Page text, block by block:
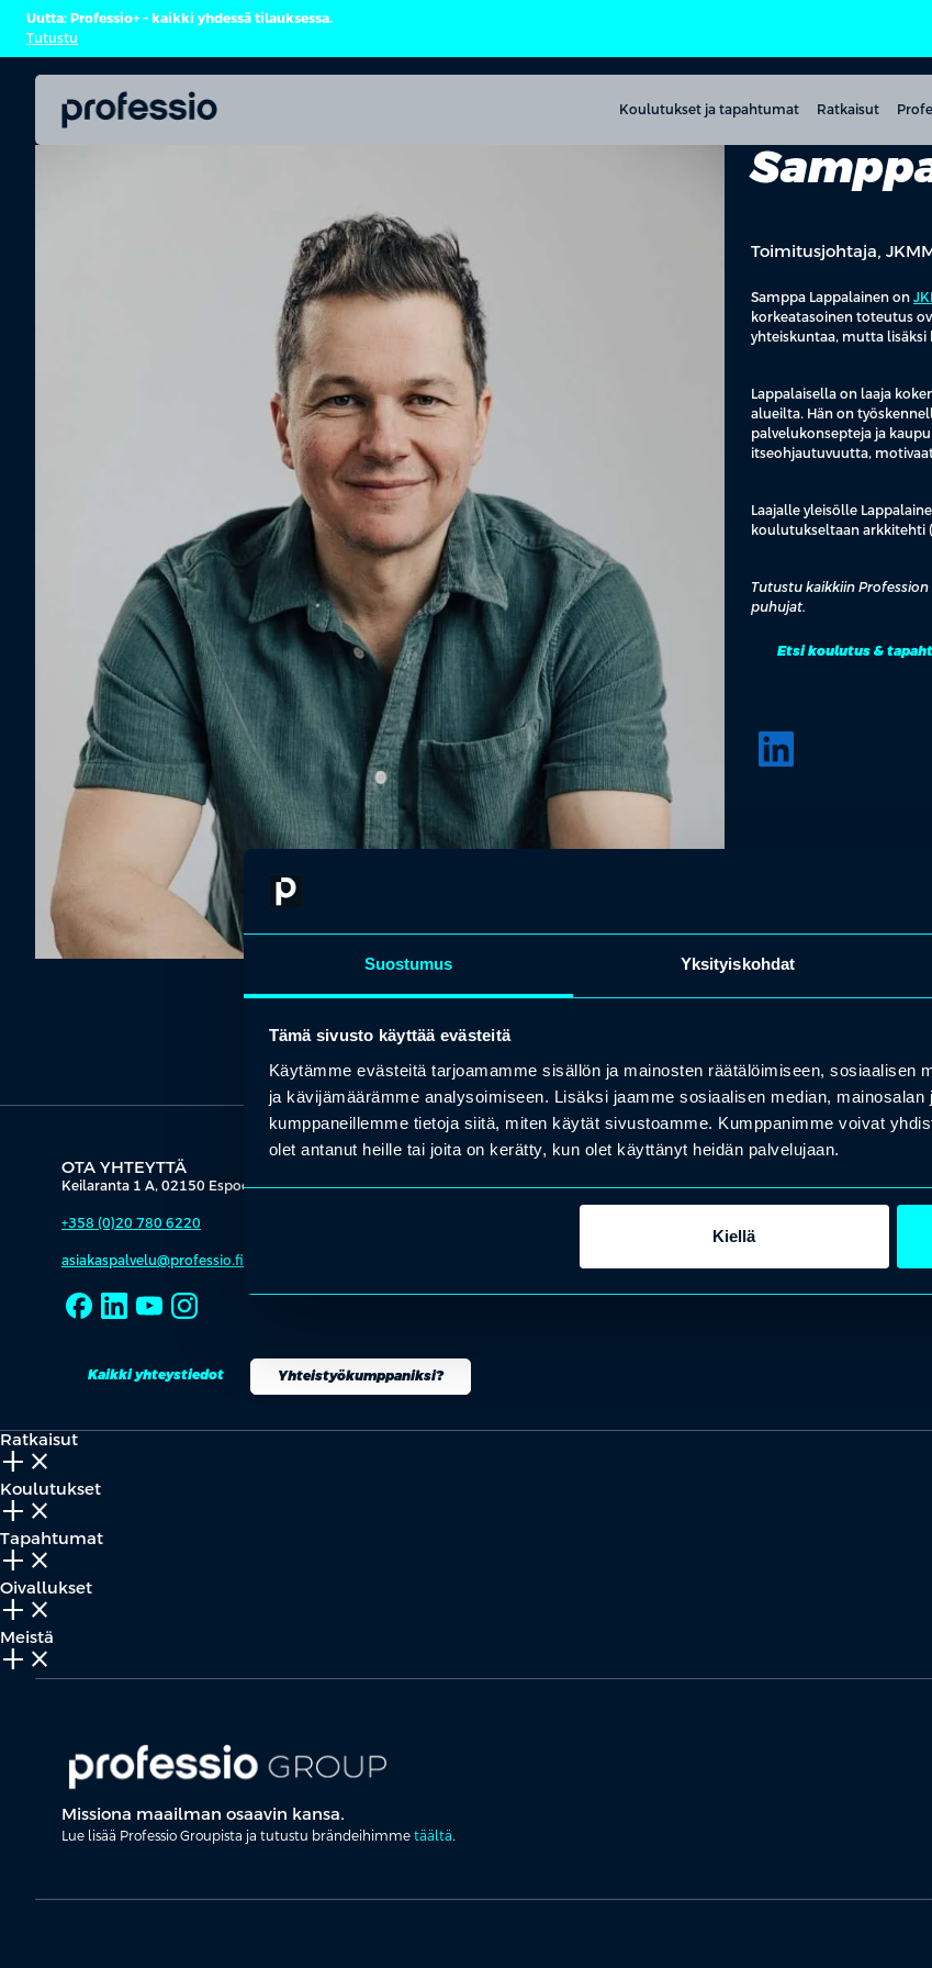
Suostumus Yksityiskohdat
Tämä sivusto käyttää evästeitä
Käytämme evästeitä tarjoamamme sisällön ja mainosten räätälöimiseen, sosiaalisen
ja kävijämäärämme analysoimiseen. Lisäksi jaamme sosiaalisen median, mainosalan
kumppaneillemme tietoja siitä, miten käytät sivustoamme. Kumppanimme voivat
olet antanut heille tai joita on kerätty, kun olet käyttänyt heidän palvelujaan.
Kiellä
Uutta: Professio+ – kaikki yhdessä tilauksessa.
Tutustu
Koulutukset ja tapahtumat Ratkaisut
Toimitusjohtaja,
Samppa Lappalainen on
korkeatasoinen toteutus
yhteiskuntaa, mutta
Lappalaisella on laaja
alueilta. Hän on
palvelukonsepteja ja
itseohjautuvuutta,
Laajalle yleisölle
koulutukseltaan arkkitehti
Tutustu kaikkiin Profession
puhujat.
Etsi koulutus &
OTA YHTEYTTÄ
Keilaranta 1 A, 02150 Espoo
+358 (0)20 780 6220
asiakaspalvelu@professio.fi
Kaikki yhteystiedot Yhteistyökumppaniksi?
Ratkaisut
add_2 close
Koulutukset
add_2 close
Tapahtumat
add_2 close
Oivallukset
add_2 close
Meistä
add_2 close
Missiona maailman osaavin kansa.
Lue lisää Professio Groupista ja tutustu brändeihimme täältä.